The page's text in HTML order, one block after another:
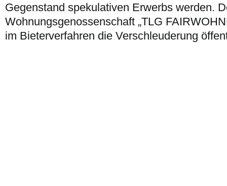
Gegenstand spekulativen Erwerbs werden.
Wohnungsgenossenschaft „TLG
im Bieterverfahren die Verschleuderung